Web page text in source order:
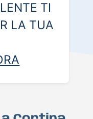
TI
LA TUA